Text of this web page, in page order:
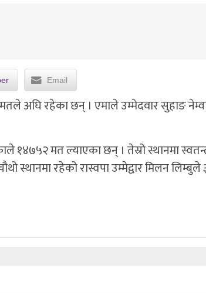
Email
अघि रहेका छन् । एमाले उम्मेदवार सुहाङ
१४७५२ मत ल्याएका छन् । तेस्रो स्थानमा
स्थानमा रहेको रास्वपा उम्मेद्वार मिलन लिम्बुले